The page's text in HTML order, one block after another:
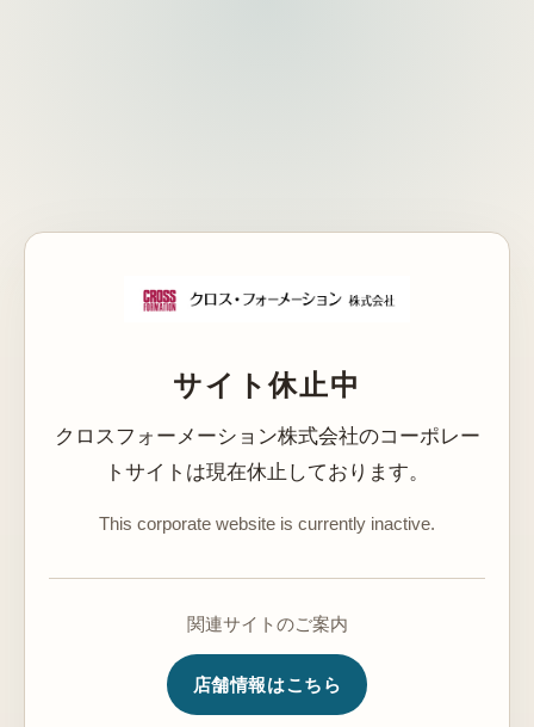
サイト休止中
クロスフォーメーション株式会社のコーポレー
トサイトは現在休止しております。
This corporate website is currently inactive.
関連サイトのご案内
店舗情報はこちら